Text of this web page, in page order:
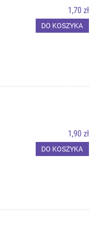
1,70 zł
DO KOSZYKA
1,90 zł
DO KOSZYKA